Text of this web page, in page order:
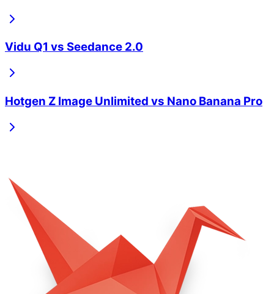
Vidu Q1 vs Seedance 2.0
Hotgen Z Image Unlimited vs Nano Banana Pro